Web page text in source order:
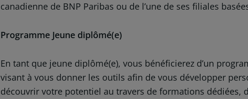
canadienne de BNP Paribas ou de l’une de ses filiales
Programme Jeune diplômé(e)
En tant que jeune diplômé(e), vous bénéficierez d’un
visant à vous donner les outils afin de vous développer
découvrir votre potentiel au travers de formations dédiées,